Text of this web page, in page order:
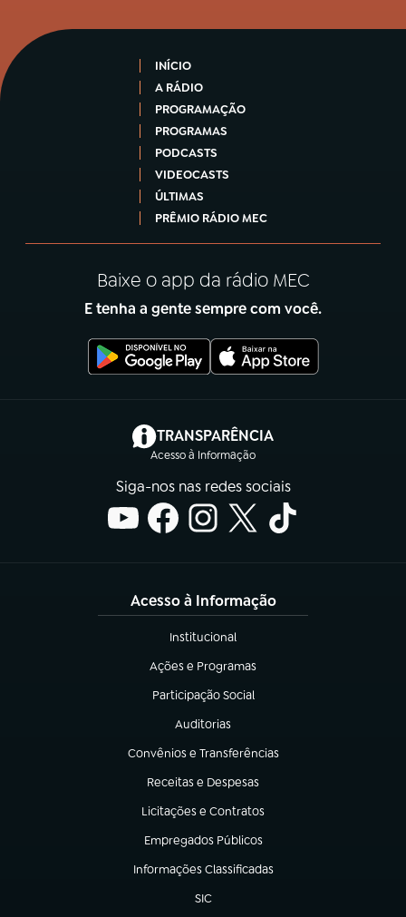
INÍCIO
A RÁDIO
PROGRAMAÇÃO
PROGRAMAS
PODCASTS
VIDEOCASTS
ÚLTIMAS
PRÊMIO RÁDIO MEC
Baixe o app da rádio MEC
E tenha a gente sempre com você.
TRANSPARÊNCIA
Acesso à Informação
(abre em nova aba)
Siga-nos nas redes sociais
Acesso à Informação
Institucional
(abre em nova aba)
Ações e Programas
(abre em nova aba)
Participação Social
(abre em nova aba)
Auditorias
(abre em nova aba)
Convênios e Transferências
(abre em nova aba)
Receitas e Despesas
(abre em nova aba)
Licitações e Contratos
(abre em nova aba)
Empregados Públicos
(abre em nova aba)
Informações Classificadas
(abre em nova aba)
SIC
(abre em nova aba)